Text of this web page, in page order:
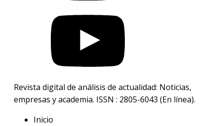
Revista digital de análisis de actualidad: Noticias,
empresas y academia. ISSN : 2805-6043 (En línea).
Inicio